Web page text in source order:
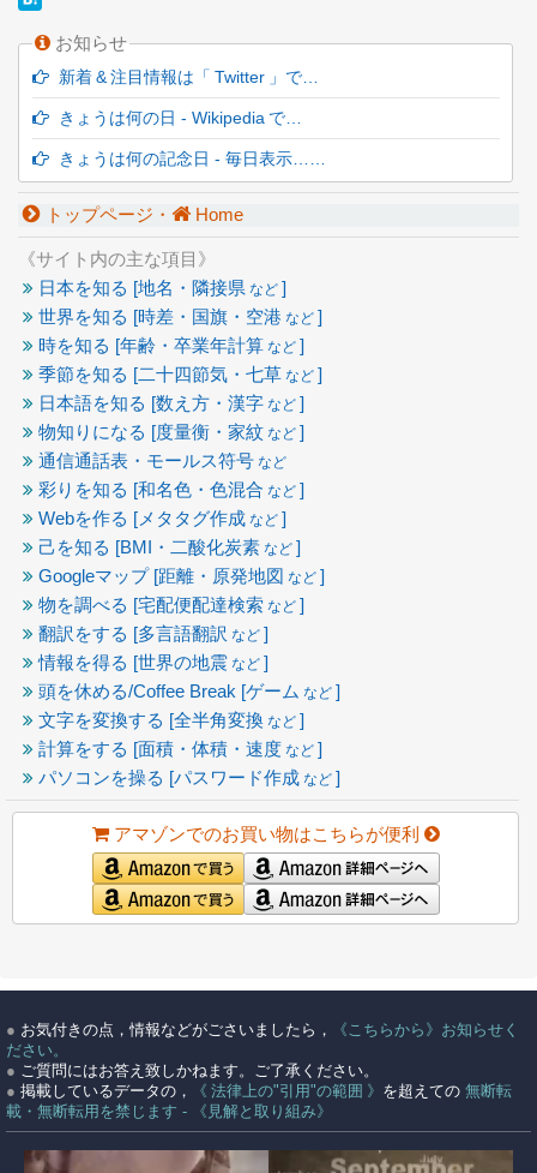
お知らせ
新着 & 注目情報は「 Twitter 」で…
きょうは何の日 - Wikipedia で…
きょうは何の記念日 - 毎日表示……
トップページ・ Home
《サイト内の主な項目》
日本を知る [地名・隣接県 など ]
世界を知る [時差・国旗・空港 など ]
時を知る [年齢・卒業年計算 など ]
季節を知る [二十四節気・七草 など ]
日本語を知る [数え方・漢字 など ]
物知りになる [度量衡・家紋 など ]
通信通話表・モールス符号 など
彩りを知る [和名色・色混合 など ]
Webを作る [メタタグ作成 など ]
己を知る [BMI・二酸化炭素 など ]
Googleマップ [距離・原発地図 など ]
物を調べる [宅配便配達検索 など ]
翻訳をする [多言語翻訳 など ]
情報を得る [世界の地震 など ]
頭を休める/Coffee Break [ゲーム など ]
文字を変換する [全半角変換 など ]
計算をする [面積・体積・速度 など ]
パソコンを操る [パスワード作成 など ]
アマゾンでのお買い物はこちらが便利
● お気付きの点，情報などがごさいましたら，
《こちらから》お知らせく
ださい。
● ご質問にはお答え致しかねます。ご了承ください。
● 掲載しているデータの， 《 法律上の"引用"の範囲 》 を超えての 無断転
載・無断転用を禁じます - 《見解と取り組み》